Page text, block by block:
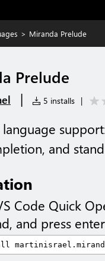
> Miranda Prelude
Prelude
| 5 installs |
and
Code Quick
and press